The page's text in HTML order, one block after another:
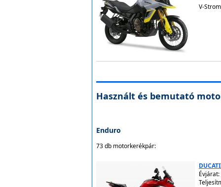
V-
Használt és bemutató
Enduro
73 db motorkerékpár:
Évjárat: